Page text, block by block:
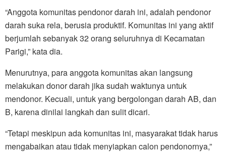
“Anggota komunitas pendonor darah ini, adalah pendonor
darah suka rela, berusia produktif. Komunitas ini yang aktif
berjumlah sebanyak 32 orang seluruhnya di Kecamatan
Parigi,” kata dia.
Menurutnya, para anggota komunitas akan langsung
melakukan donor darah jika sudah waktunya untuk
mendonor. Kecuali, untuk yang bergolongan darah AB, dan
B, karena dinilai langkah dan sulit dicari.
“Tetapi meskipun ada komunitas ini, masyarakat tidak harus
mengabaikan atau tidak menyiapkan calon pendonornya,”